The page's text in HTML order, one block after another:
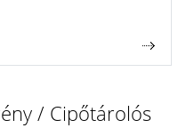
/ Cipőtárolós